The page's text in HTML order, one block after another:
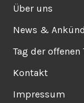
Über uns
News &
Tag der
Kontakt
Impressum